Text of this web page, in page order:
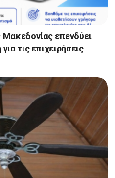
Μακεδονίας επενδύει
τις επιχειρήσεις